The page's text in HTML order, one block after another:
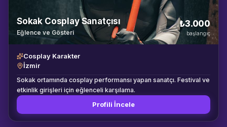
Sokak Cosplay Sanatçısı
Eğlence ve Gösteri
₺3.000
başlangıç
Cosplay Karakter
İzmir
Sokak ortamında cosplay performansı yapan sanatçı. Festival ve
etkinlik girişleri için eğlenceli karşılama.
Profili İncele